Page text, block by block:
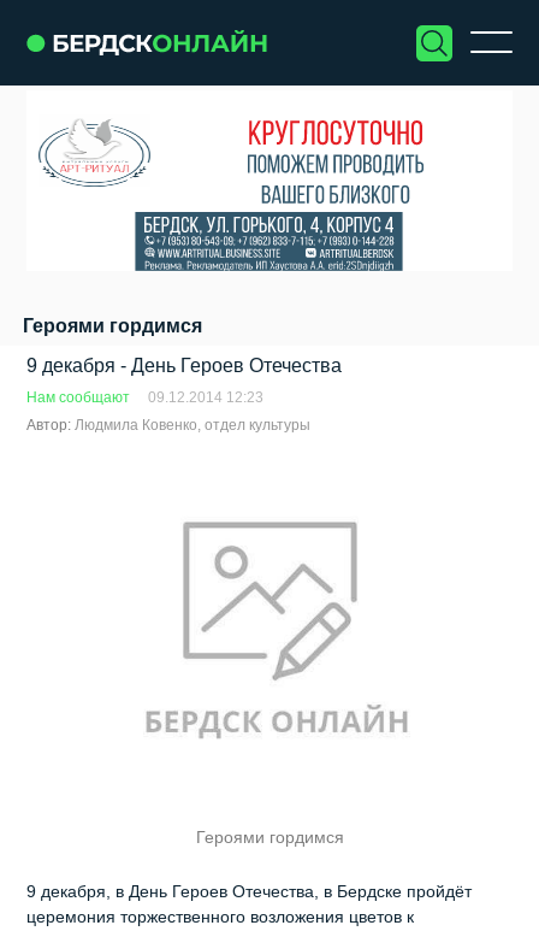
Героями гордимся
9 декабря - День Героев Отечества
Нам сообщают
09.12.2014 12:23
Автор:Людмила Ковенко, отдел культуры
Героями гордимся
9 декабря, в День Героев Отечества, в Бердске пройдёт
церемония торжественного возложения цветов к